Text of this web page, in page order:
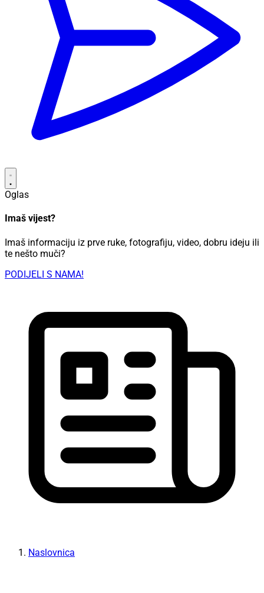
Oglas
Imaš vijest?
Imaš informaciju iz prve ruke, fotografiju, video, dobru ideju ili
te nešto muči?
PODIJELI S NAMA!
Naslovnica